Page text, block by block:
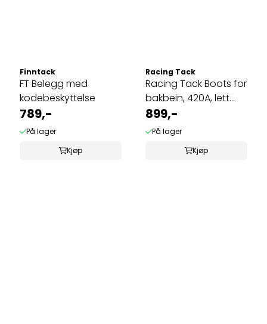
Finntack
FT Belegg med
kodebeskyttelse
789,-
På lager
Kjøp
Racing Tack
Racing Tack Boots for
bakbein, 420A, lett
høy ...
899,-
På lager
Kjøp